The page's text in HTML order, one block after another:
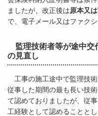
ましたが、改正後は原本又
で、電子メール又はファク
監理技術者等が途中交
の見直し
工事の施工途中で監理技
従事した期間の最も長い技
て認めておりましたが、従
工経験として認めることと